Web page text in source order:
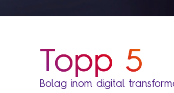
Topp 5
Bolag inom digital